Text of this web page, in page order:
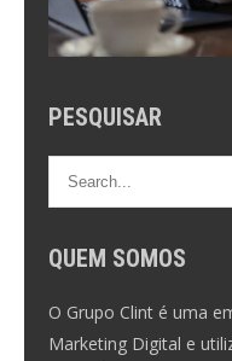
PESQUISAR
QUEM SOMOS
O Grupo Clint é uma
Marketing Digital e